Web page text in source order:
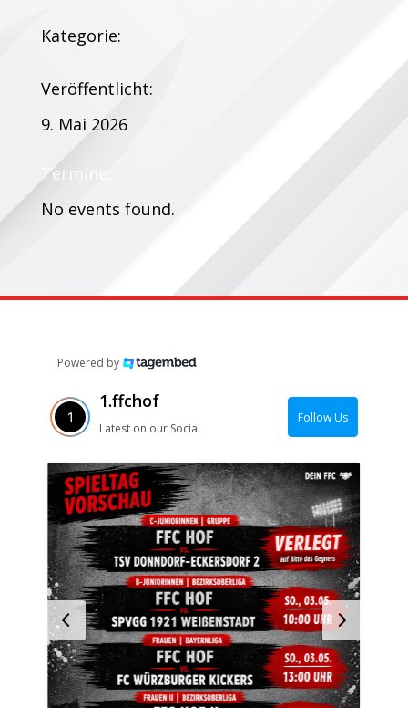
Kategorie:
Veröffentlicht:
9. Mai 2026
Termine:
No events found.
Powered by
1.ffchof
Latest on our Social
Follow Us